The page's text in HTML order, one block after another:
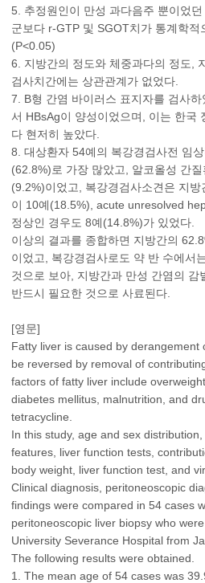
5. 추정원인이 만성 과다음주 뿐이었
군보다 r-GTP 및 SGOT치가 통계학적
(P<0.05)
6. 지방간의 정도와 체중과다의 정도,
검사치간에는 상관관계가 없었다.
7. B형 간염 바이러스 표지자를 검사
서 HBsAg이 양성이었으며, 이는 한국
다 현저히 높았다.
8. 대상환자 54예의 복강경검사전 임
(62.8%)로 가장 많았고, 알코올성 간
(9.2%)이었고, 복강경검사소견은 지
이 10예(18.5%), acute unresolved
정상인 경우도 8예(14.8%)가 있었다.
이상의 결과를 종합하면 지방간의
이었고, 복강경검사로도 약 반 수에서
것으로 보아, 지방간과 만성 간염의 감
반드시 필요한 것으로 사료된다.
[영문]
Fatty liver is caused by derangement
be reversed by removal of
factors of fatty liver include
diabetes mellitus, malnutrition, and
tetracycline.
In this study, age and sex
features, liver function tests,
body weight, liver function test, and
Clinical diagnosis, peritoneoscopic
findings were compared in 54 cases
peritoneoscopic liver biopsy who
University Severance Hospital from
The following results were obtained.
1. The mean age of 54 cases was